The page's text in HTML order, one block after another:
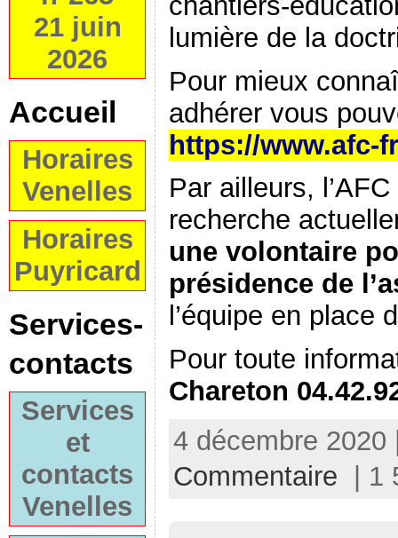
21 juin
2026
Accueil
Horaires
Venelles
Horaires
Puyricard
Services-
contacts
Services
et
contacts
Venelles
lumière de la
Pour mieux
adhérer vous
https://www.afc-
Par ailleurs,
recherche
une volontaire
présidence de
l’équipe en place
Pour toute
Chareton
4 décembre
Commentaire | 1